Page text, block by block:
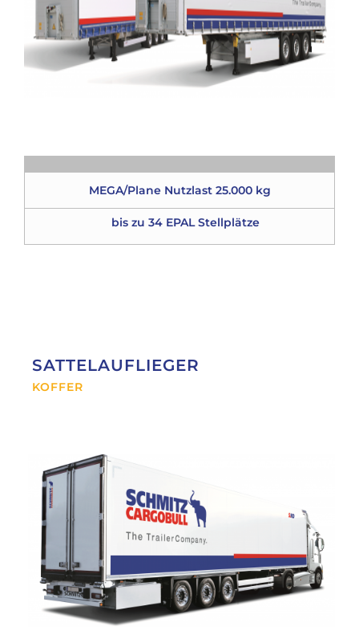
MEGA/Plane Nutzlast 25.000 kg
bis zu 34 EPAL Stellplätze
SATTELAUFLIEGER
KOFFER